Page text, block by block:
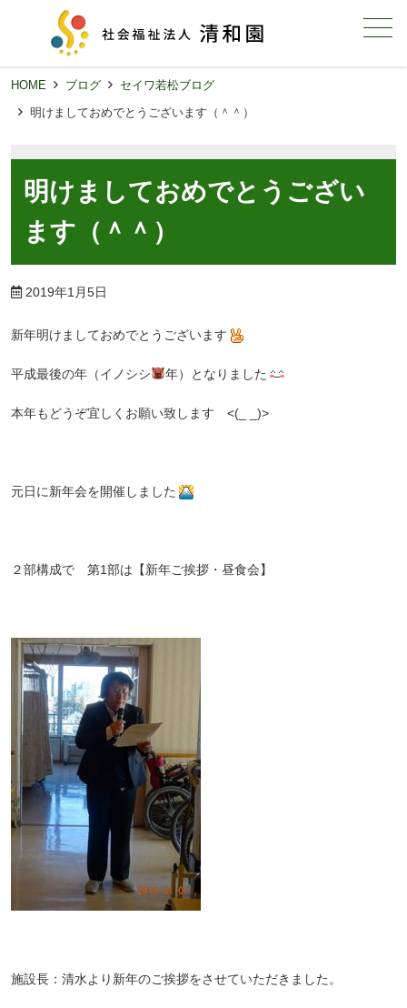
メニュー
HOME ブログ
セイワ若松ブログ
明けましておめでとうございます（＾＾）
明けましておめでとうござい
ます（＾＾）
2019年1月5日
新年明けましておめでとうございます
平成最後の年（イノシシ 年）となりました
本年もどうぞ宜しくお願い致します <(_ _)>
元日に新年会を開催しました
２部構成で 第1部は【新年ご挨拶・昼食会】
施設長：清水より新年のご挨拶をさせていただきました。